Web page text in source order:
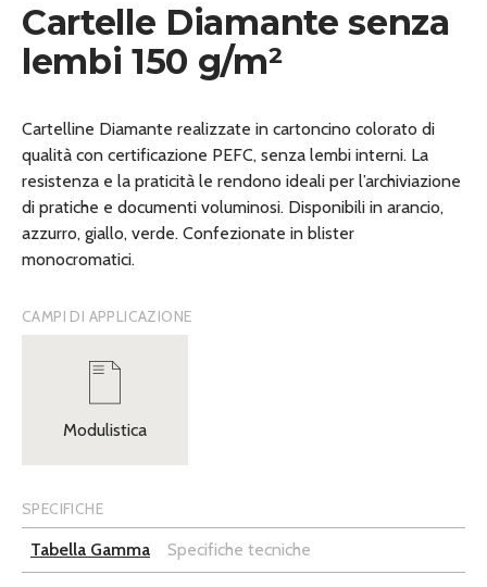
Cartelle Diamante senza
lembi 150 g/m²
Cartelline Diamante realizzate in cartoncino colorato di
qualità con certificazione PEFC, senza lembi interni. La
resistenza e la praticità le rendono ideali per l’archiviazione
di pratiche e documenti voluminosi. Disponibili in arancio,
azzurro, giallo, verde. Confezionate in blister
monocromatici.
CAMPI DI APPLICAZIONE
Modulistica
SPECIFICHE
Tabella Gamma Specifiche tecniche